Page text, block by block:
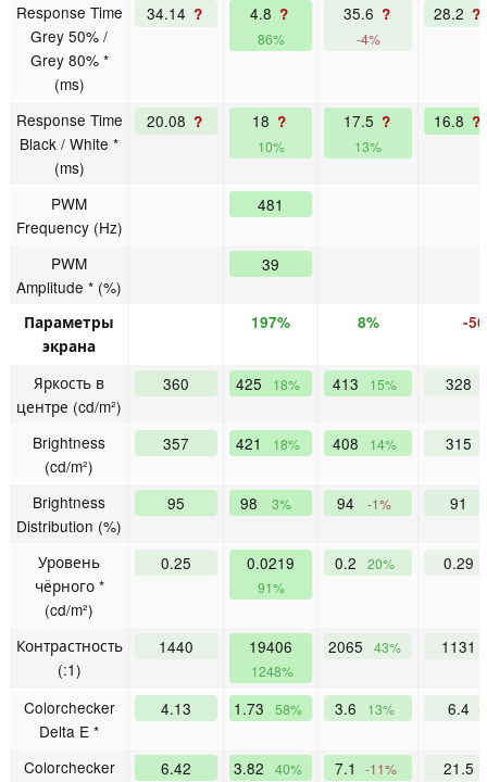
Response Time
Grey 50% /
Grey 80% *
(ms)
34.14 ? 4.8 ?
86%
35.6 ?
-4%
28.2 ?
Response Time
Black / White *
(ms)
20.08 ? 18 ?
10%
17.5 ?
13%
16.8 ?
PWM
Frequency (Hz)
481
PWM
Amplitude * (%)
39
Параметры
экрана
197% 8% -
Яркость в
центре (cd/m²)
360 425 18% 413 15% 328
Brightness
(cd/m²)
357 421 18% 408 14% 315
Brightness
Distribution (%)
95 98 3% 94 -1% 91
Уровень
чёрного *
(cd/m²)
0.25 0.0219
91%
0.2 20% 0.29
Контрастность
(:1)
1440 19406
1248%
2065 43% 1131
Colorchecker
Delta E *
4.13 1.73 58% 3.6 13% 6.4 -
Colorchecker
6.42 3.82 40% 7.1 -11% 21.5 -